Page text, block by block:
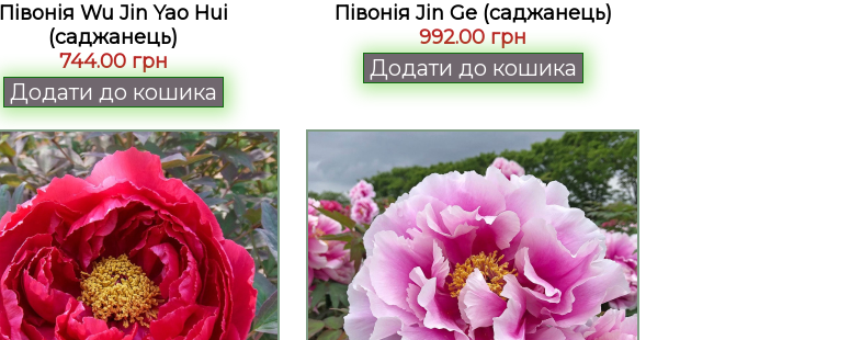
Півонія Wu Jin Yao Hui
(саджанець)
744.00 грн
Додати до кошика
Півонія Jin Ge (саджанець)
992.00 грн
Додати до кошика